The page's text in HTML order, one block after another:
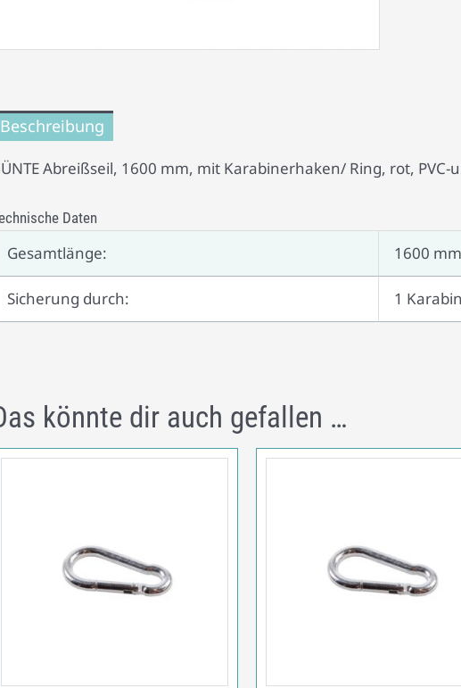
Beschreibung
Abreißseil, 1600 mm, mit Karabinerhaken/ Ring, rot,
Daten
Gesamtlänge: 1600 mm
Sicherung durch: 1
könnte dir auch gefallen …